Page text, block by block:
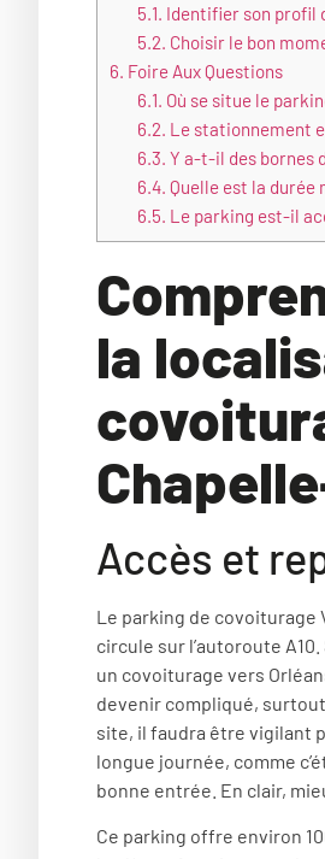
5.1. Identifier son profil
5.2. Choisir le bon
6. Foire Aux Questions
6.1. Où se situe le
6.2. Le stationnement
6.3. Y a-t-il des bornes
6.4. Quelle est la
6.5. Le parking est-il
la
Accès et
Le parking de covoiturage
circule sur l’autoroute
un covoiturage vers
devenir compliqué,
site, il faudra être vigilant
longue journée, comme
bonne entrée. En clair,
Ce parking offre environ